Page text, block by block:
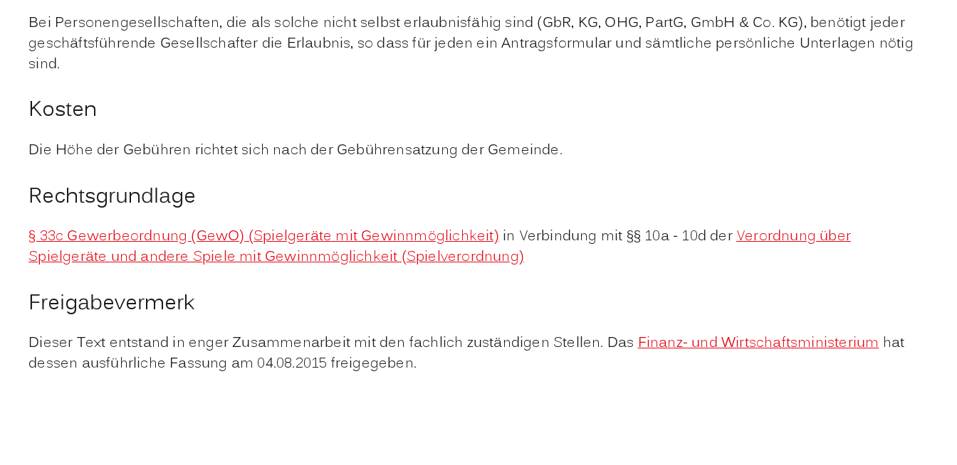
Bei Personengesellschaften, die als solche nicht selbst erlaubnisfähig sind (GbR, KG, OHG, PartG, GmbH & Co. KG), benötigt jeder
geschäftsführende Gesellschafter die Erlaubnis, so dass für jeden ein Antragsformular und sämtliche persönliche Unterlagen nötig
sind.
Kosten
Die Höhe der Gebühren richtet sich nach der Gebührensatzung der Gemeinde.
Rechtsgrundlage
§ 33c Gewerbeordnung (GewO) (Spielgeräte mit Gewinnmöglichkeit)in Verbindung mit §§ 10a - 10d derVerordnung über
Spielgeräte und andere Spiele mit Gewinnmöglichkeit (Spielverordnung)
Freigabevermerk
Dieser Text entstand in enger Zusammenarbeit mit den fachlich zuständigen Stellen. DasFinanz- und Wirtschaftsministeriumhat
dessen ausführliche Fassung am 04.08.2015 freigegeben.